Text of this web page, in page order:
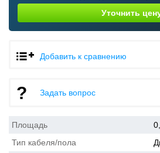
Уточнить
Добавить к сравнению
Задать вопрос
Площадь
Тип кабеля/пола